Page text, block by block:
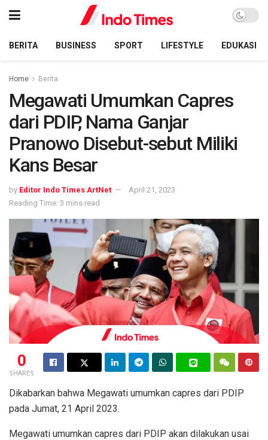
BERITA BUSINESS SPORT LIFESTYLE EDUKASI
Home Berita
Megawati Umumkan Capres
dari PDIP, Nama Ganjar
Pranowo Disebut-sebut Miliki
Kans Besar
by Editor Indo Times ArtNet
April 21, 2023
Reading Time: 3 mins read
0
SHARES
Dikabarkan bahwa Megawati umumkan capres dari PDIP
pada Jumat, 21 April 2023.
Megawati umumkan capres dari PDIP akan dilakukan usai